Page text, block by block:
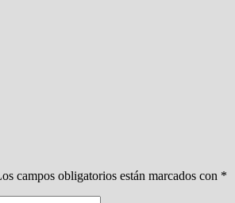
campos obligatorios están marcados con *